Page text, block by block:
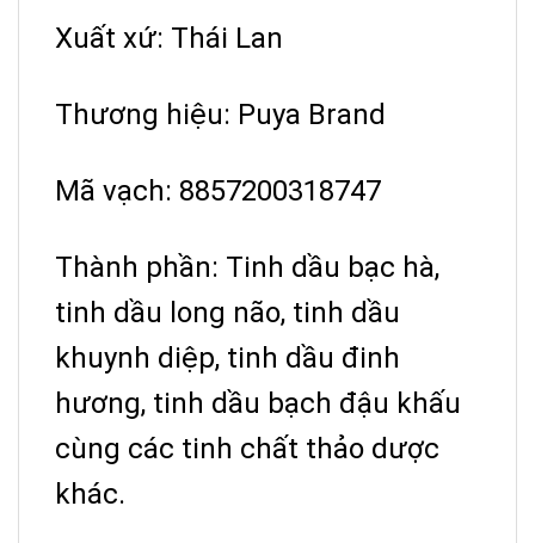
Xuất xứ: Thái Lan
Thương hiệu: Puya Brand
Mã vạch: 8857200318747
Thành phần: Tinh dầu bạc hà,
tinh dầu long não, tinh dầu
khuynh diệp, tinh dầu đinh
hương, tinh dầu bạch đậu khấu
cùng các tinh chất thảo dược
khác.